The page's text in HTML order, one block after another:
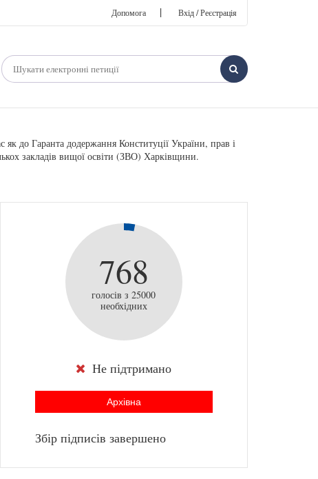
Допомога | Вхід / Реєстрація
як до Гаранта додержання Конституції України, прав і
закладів вищої освіти (ЗВО) Харківщини.
768
голосів з 25000
необхідних
Не підтримано
Архівна
Збір підписів завершено